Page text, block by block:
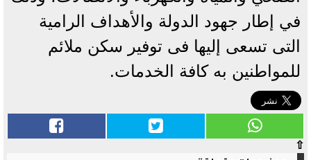
في إطار جهود الدولة والأهداف الرامية
التى تسعى إليها فى توفير سكن ملائم
للمواطنين به كافة الخدمات.
⇧